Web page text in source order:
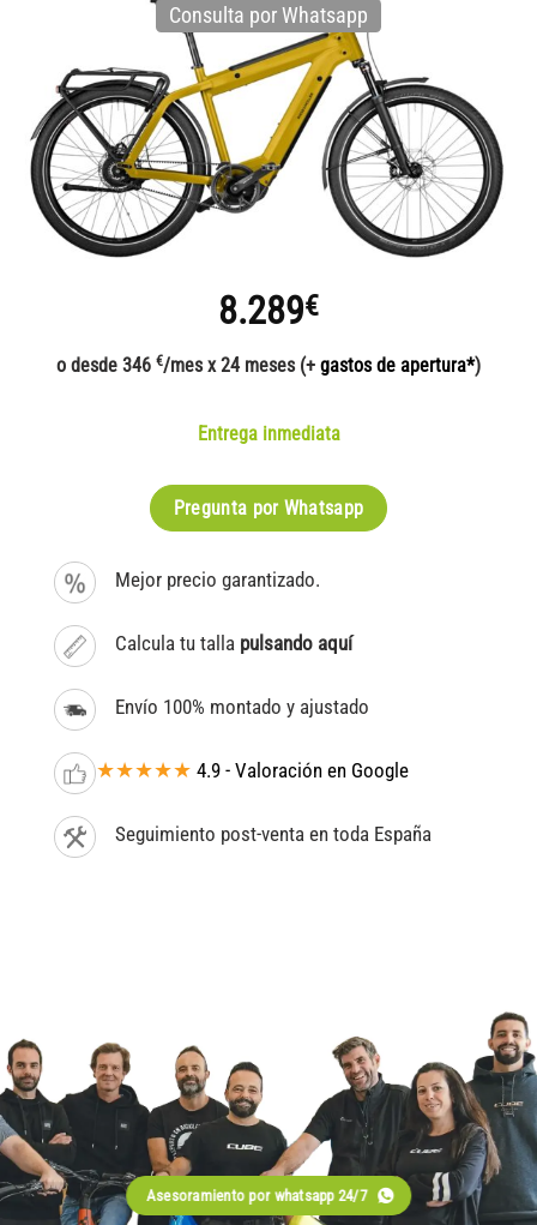
Consulta por Whatsapp
8.289€
o desde 346 €/mes x 24 meses (+ gastos de apertura*)
Entrega inmediata
Pregunta por Whatsapp
Mejor precio garantizado.
Calcula tu talla pulsando aquí
Envío 100% montado y ajustado
★★★★★ 4.9 - Valoración en Google
Seguimiento post-venta en toda España
Asesoramiento por whatsapp 24/7